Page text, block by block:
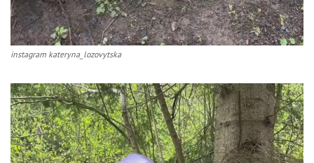
instagram kateryna_lozovytska